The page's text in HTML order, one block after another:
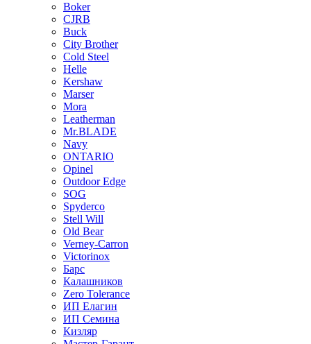
Boker
CJRB
Buck
City Brother
Cold Steel
Helle
Kershaw
Marser
Mora
Leatherman
Mr.BLADE
Navy
ONTARIO
Opinel
Outdoor Edge
SOG
Spyderco
Stell Will
Old Bear
Verney-Carron
Victorinox
Барс
Калашников
Zero Tolerance
ИП Елагин
ИП Семина
Кизляр